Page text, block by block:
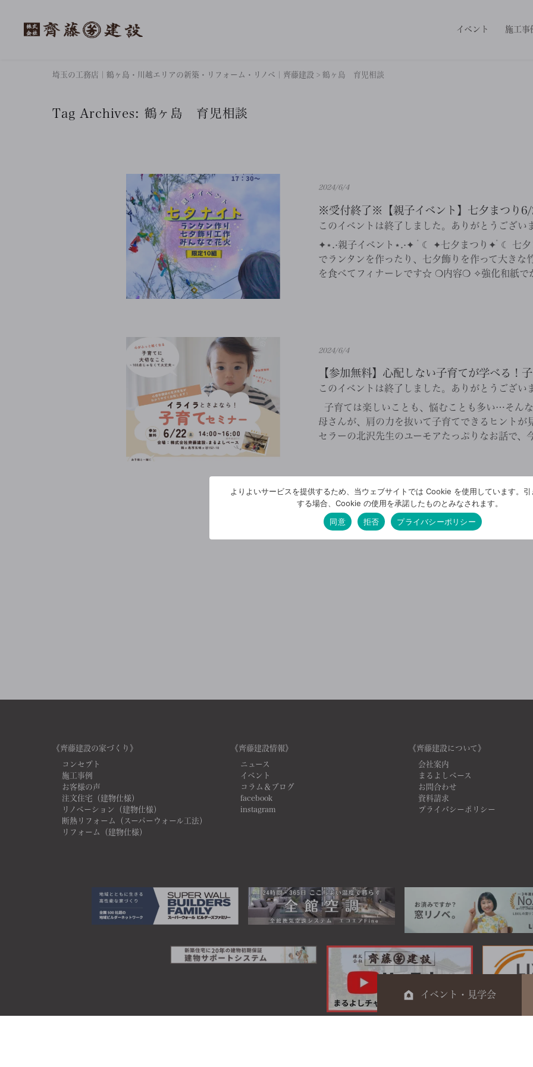
イベント 施工事
埼玉の工務店｜鶴ヶ島・川越エリアの新築・リフォーム・リノベ｜齊藤建設 > 鶴ヶ島 育児相談
Tag Archives: 鶴ヶ島 育児相談
2024/6/4
※受付終了※【親子イベント】七夕まつり
このイベントは終了しました。ありがとうござい
✦⋆.·親子イベント⋆.·✦ ﾟ☾ ✦七夕まつり✦ﾟ☾ 七
でランタンを作ったり、七夕飾りを作って大きな
を食べてフィナーレです☆ ❍内容❍ ✧強化和紙で
2024/6/4
【参加無料】心配しない子育てが学べる！
このイベントは終了しました。ありがとうござい
子育ては楽しいことも、悩むことも多い…そん
母さんが、肩の力を抜いて子育てできるヒントが
セラーの北沢先生のユーモアたっぷりなお話で、
《齊藤建設の家づくり》
コンセプト
施工事例
お客様の声
注文住宅（建物仕様）
リノベーション（建物仕様）
断熱リフォーム（スーパーウォール工法）
リフォーム（建物仕様）
《齊藤建設情報》
ニュース
イベント
コラム＆ブログ
facebook
instagram
《齊藤建設について》
会社案内
まるよしベース
お問合わせ
資料請求
プライバシーポリシー
イベント・見学会
よりよいサービスを提供するため、当ウェブサイトでは Cookie を使用しています。引
する場合、Cookie の使用を承諾したものとみなされます。
同意
拒否 プライバシーポリシー